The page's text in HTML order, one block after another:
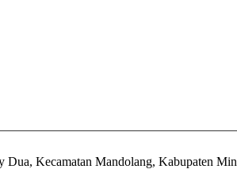
Kecamatan Mandolang, Kabupaten